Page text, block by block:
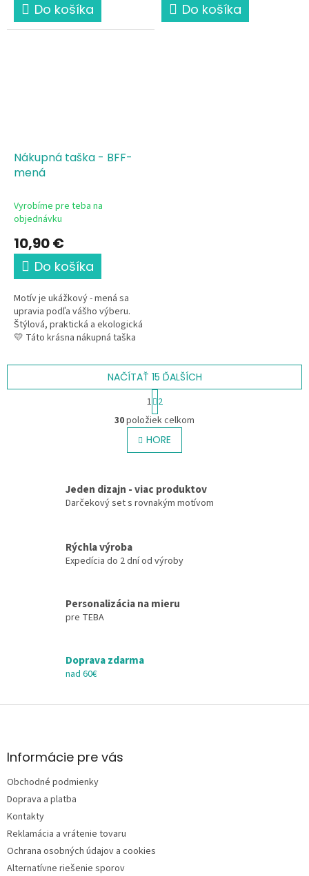
Do košíka Do košíka
Nákupná taška - BFF-
mená
Vyrobíme pre teba na
objednávku
10,90 €
Do košíka
Motív je ukážkový - mená sa
upravia podľa vášho výberu.
Štýlová, praktická a ekologická
💛 Táto krásna nákupná taška
BFF a možnosťou...
O
v
l
á
c
i
v
k
v
ý
NAČÍTAŤ 15 ĎALŠÍCH
S
t
r
á
n
k
a
n
1 2
30položiek celkom
HORE
Jeden dizajn - viac produktov
Darčekový set s rovnakým motívom
Rýchla výroba
Expedícia do 2 dní od výroby
Personalizácia na mieru
pre TEBA
Doprava zdarma
nad 60€
Z
ä
e
Informácie pre vás
Obchodné podmienky
Doprava a platba
Kontakty
Reklamácia a vrátenie tovaru
Ochrana osobných údajov a cookies
Alternatívne riešenie sporov